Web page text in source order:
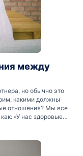
между
но обычно это
какими должны
отношения? Мы все
«У нас здоровые